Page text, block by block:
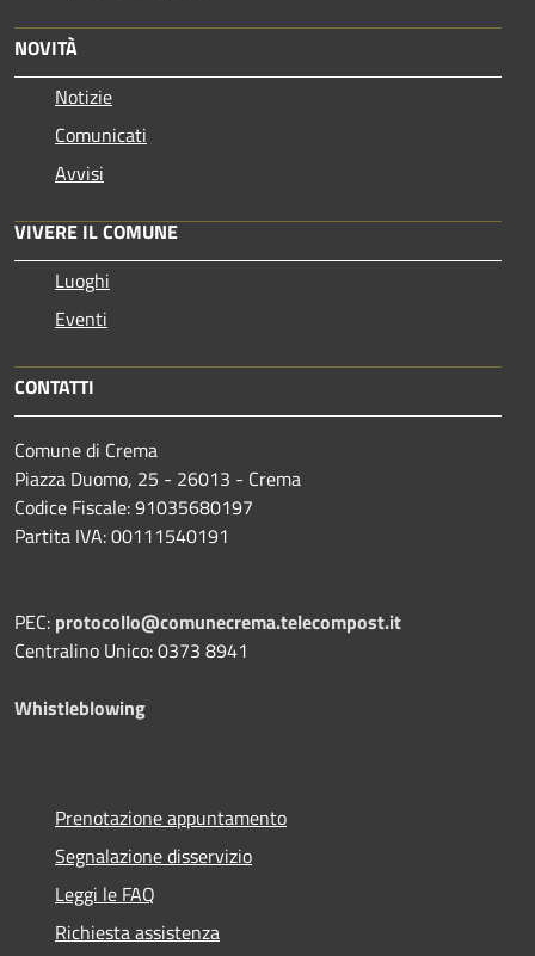
NOVITÀ
Notizie
Comunicati
Avvisi
VIVERE IL COMUNE
Luoghi
Eventi
CONTATTI
Comune di Crema
Piazza Duomo, 25 - 26013 - Crema
Codice Fiscale: 91035680197
Partita IVA: 00111540191
PEC: protocollo@comunecrema.telecompost.it
Centralino Unico: 0373 8941
Whistleblowing
Prenotazione appuntamento
Segnalazione disservizio
Leggi le FAQ
Richiesta assistenza